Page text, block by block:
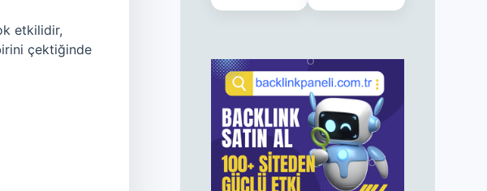
etkilidir,
çektiğinde